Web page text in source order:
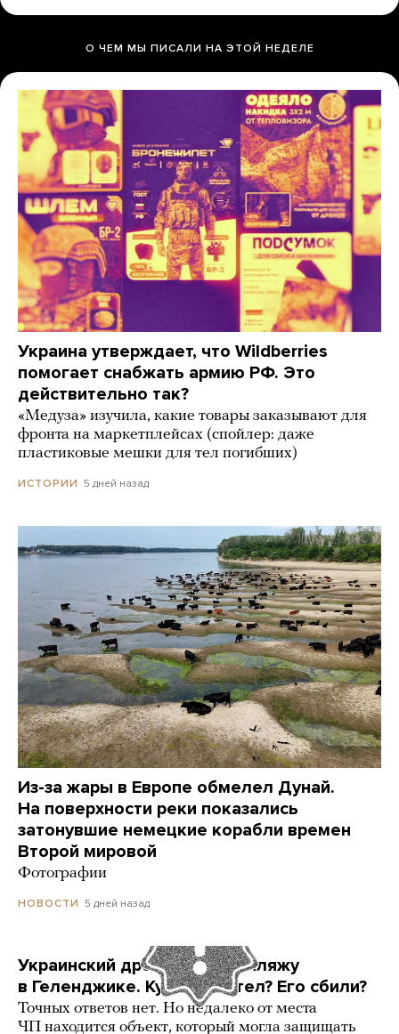
О ЧЕМ МЫ ПИСАЛИ НА ЭТОЙ НЕДЕЛЕ
Украина утверждает, что Wildberries
помогает снабжать армию РФ. Это
действительно так?
«Медуза» изучила, какие товары заказывают для
фронта на маркетплейсах (спойлер: даже
пластиковые мешки для тел погибших)
ИСТОРИИ 5 дней назад
Из-за жары в Европе обмелел Дунай.
На поверхности реки показались
затонувшие немецкие корабли времен
Второй мировой
Фотографии
НОВОСТИ 5 дней назад
Украинский дрон попал по пляжу
в Геленджике. Куда он летел? Его сбили?
Точных ответов нет. Но недалеко от места
ЧП находится объект, который могла защищать